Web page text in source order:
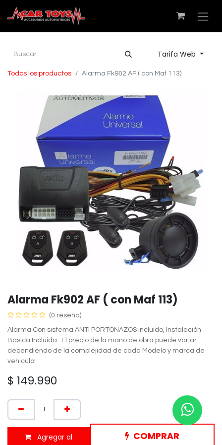
Tarifa Web
Todos los productos Alarma Fk902 AF ( con Maf 113)
Alarma Fk902 AF ( con Maf 113)
(0 reseña)
Alarma Con sistema ANTI PORTONAZOS incluido, Instalación
Básica Incluida . El precio de la mano de obra puede variar
dependiendo de la complejidad de cada Modelo y marca de
vehículo!
$ 149.990
Agregar al
COMPRAR